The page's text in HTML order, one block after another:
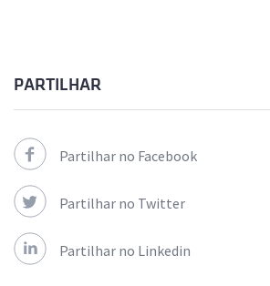
PARTILHAR
Partilhar no Facebook
Partilhar no Twitter
Partilhar no Linkedin